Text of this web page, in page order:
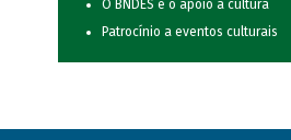
O BNDES e o apoio à cultura
Patrocínio a eventos culturais